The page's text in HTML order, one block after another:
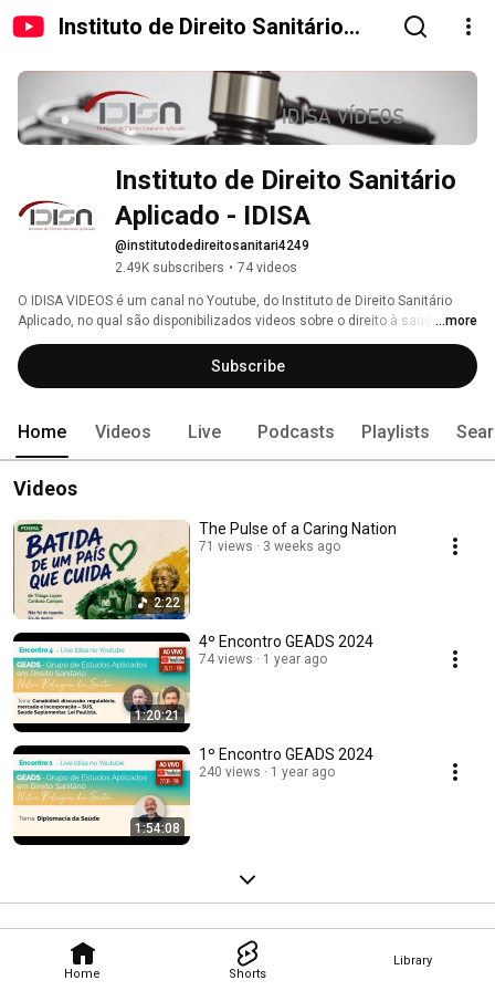
Instituto de Direito Sanitário
Home Shorts
Library
Instituto de Direito Sanitário
Aplicado - IDISA
@institutodedireitosanitari4249
2.49K subscribers • 74 videos
O IDISA VIDEOS é um canal no Youtube, do Instituto de Direito Sanitário
Aplicado, no qual são disponibilizados videos sobre o direito à saúde e
suas políticas para informação do público em geral, da forma mais
simples possível.
...more
Subscribe
Home Videos Live Podcasts Playlists
Videos
2:22
The Pulse of a Caring Nation
71 views 3 weeks ago
1:20:21
4º Encontro GEADS 2024
74 views 1 year ago
1:54:08
1º Encontro GEADS 2024
240 views 1 year ago